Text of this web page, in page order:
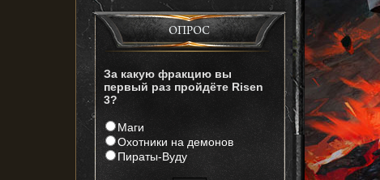
ОПРОС
За какую фракцию вы
первый раз пройдёте Risen
3?
Маги
Охотники на демонов
Пираты-Вуду